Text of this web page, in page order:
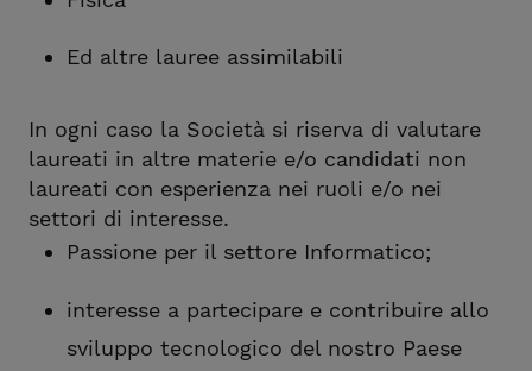
Ed altre lauree assimilabili
In ogni caso la Società si riserva di valutare
laureati in altre materie e/o candidati non
laureati con esperienza nei ruoli e/o nei
settori di interesse.
Passione per il settore Informatico;
interesse a partecipare e contribuire allo
sviluppo tecnologico del nostro Paese